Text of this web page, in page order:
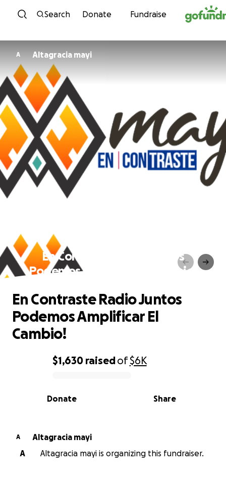
Skip to content
Search Donate Fundraise
A Altagracia mayi
En Contraste Radio Juntos
Podemos Amplificar El Cambio!
0% complete
$1,630 raisedof$6K
Share
Donate
En Contraste Radio Juntos
Podemos Amplificar El
Cambio!
A
Altagracia mayi
A
Altagracia mayi is organizing this fundraiser.